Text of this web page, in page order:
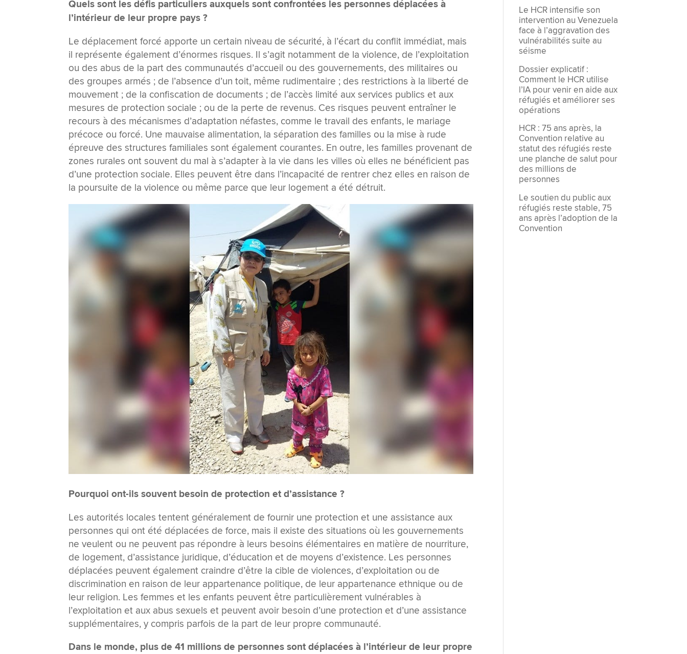
Quels sont les défis particuliers auxquels sont confrontées les personnes déplacées à
l’intérieur de leur propre pays ?
Le déplacement forcé apporte un certain niveau de sécurité, à l’écart du conflit immédiat, mais
il représente également d’énormes risques. Il s’agit notamment de la violence, de l’exploitation
ou des abus de la part des communautés d’accueil ou des gouvernements, des militaires ou
des groupes armés ; de l’absence d’un toit, même rudimentaire ; des restrictions à la liberté de
mouvement ; de la confiscation de documents ; de l’accès limité aux services publics et aux
mesures de protection sociale ; ou de la perte de revenus. Ces risques peuvent entraîner le
recours à des mécanismes d’adaptation néfastes, comme le travail des enfants, le mariage
précoce ou forcé. Une mauvaise alimentation, la séparation des familles ou la mise à rude
épreuve des structures familiales sont également courantes. En outre, les familles provenant de
zones rurales ont souvent du mal à s’adapter à la vie dans les villes où elles ne bénéficient pas
d’une protection sociale. Elles peuvent être dans l’incapacité de rentrer chez elles en raison de
la poursuite de la violence ou même parce que leur logement a été détruit.
Pourquoi ont-ils souvent besoin de protection et d’assistance ?
Les autorités locales tentent généralement de fournir une protection et une assistance aux
personnes qui ont été déplacées de force, mais il existe des situations où les gouvernements
ne veulent ou ne peuvent pas répondre à leurs besoins élémentaires en matière de nourriture,
de logement, d’assistance juridique, d’éducation et de moyens d’existence. Les personnes
déplacées peuvent également craindre d’être la cible de violences, d’exploitation ou de
discrimination en raison de leur appartenance politique, de leur appartenance ethnique ou de
leur religion. Les femmes et les enfants peuvent être particulièrement vulnérables à
l’exploitation et aux abus sexuels et peuvent avoir besoin d’une protection et d’une assistance
supplémentaires, y compris parfois de la part de leur propre communauté.
Dans le monde, plus de 41 millions de personnes sont déplacées à l’intérieur de leur propre
Le HCR intensifie son
intervention au Venezuela
face à l’aggravation des
vulnérabilités suite au
séisme
Dossier explicatif :
Comment le HCR utilise
l’IA pour venir en aide aux
réfugiés et améliorer ses
opérations
HCR : 75 ans après, la
Convention relative au
statut des réfugiés reste
une planche de salut pour
des millions de
personnes
Le soutien du public aux
réfugiés reste stable, 75
ans après l’adoption de la
Convention